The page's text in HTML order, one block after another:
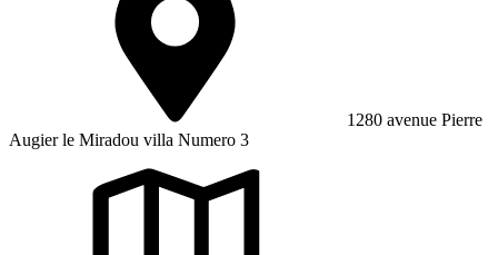
1280 avenue Pierre
Augier le Miradou villa Numero 3